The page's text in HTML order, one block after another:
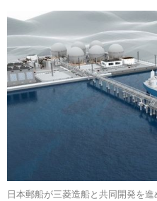
日本郵船が三菱造船と共同開発を